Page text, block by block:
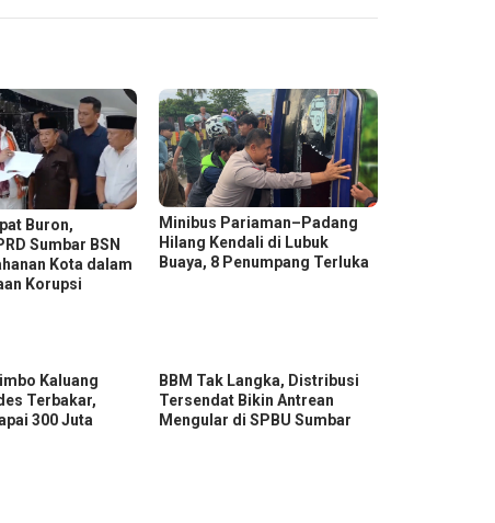
Buron,
Sumbar BSN
Kota dalam
Korupsi
Minibus Pariaman–Padang
Hilang Kendali di Lubuk
Buaya, 8 Penumpang Terluka
Kaluang
Terbakar,
300 Juta
BBM Tak Langka, Distribusi
Tersendat Bikin Antrean
Mengular di SPBU Sumbar